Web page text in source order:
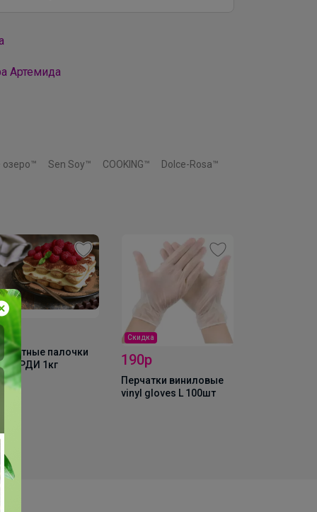
Артемида
озеро™ Sen Soy™ COOKING™
Dolce-Rosa™
палочки
1кг
Скидка
190р
Перчатки виниловые
vinyl gloves L 100шт